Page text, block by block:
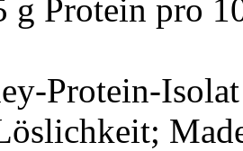
g Protein pro
Protein-Isolat